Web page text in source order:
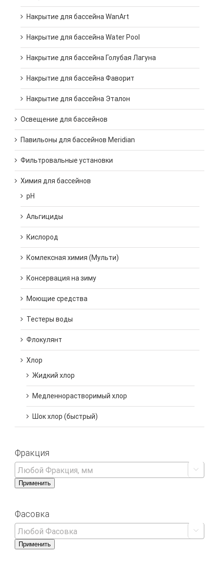
Накрытие для бассейна WanArt
Накрытие для бассейна Water Pool
Накрытие для бассейна Голубая Лагуна
Накрытие для бассейна Фаворит
Накрытие для бассейна Эталон
Освещение для бассейнов
Павильоны для бассейнов Meridian
Фильтровальные установки
Химия для бассейнов
pH
Альгициды
Кислород
Комлексная химия (Мульти)
Консервация на зиму
Моющие средства
Тестеры воды
Флокулянт
Хлор
Жидкий хлор
Медленнорастворимый хлор
Шок хлор (быстрый)
Фракция

Применить
Фасовка

Применить